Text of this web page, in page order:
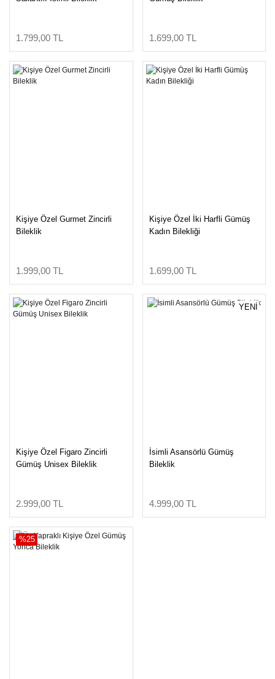
1.799,00 TL 1.699,00 TL
Kişiye Özel Gurmet Zincirli
Bileklik
1.999,00 TL
Kişiye Özel İki Harfli Gümüş
Kadın Bilekliği
1.699,00 TL
Kişiye Özel Figaro Zincirli
Gümüş Unisex Bileklik
2.999,00 TL
YENİ
İsimli Asansörlü Gümüş
Bileklik
4.999,00 TL
%25